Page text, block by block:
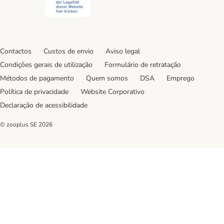
Contactos Custos de envio
Aviso legal
Condições gerais de utilização
Formulário de retratação
Métodos de pagamento
Quem somos DSA
Emprego
Política de privacidade
Website Corporativo
Declaração de acessibilidade
© zooplus SE 2026